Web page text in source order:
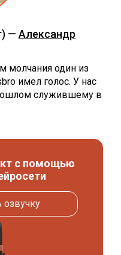
— Александр
один из
имел голос. У нас
служившему в
с помощью
озвучку